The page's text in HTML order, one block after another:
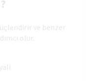
ve benzer
olur.